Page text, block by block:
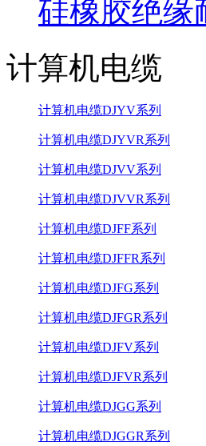
硅橡胶绝缘
计算机电缆
计算机电缆DJYV系列
计算机电缆DJYVR系列
计算机电缆DJVV系列
计算机电缆DJVVR系列
计算机电缆DJFF系列
计算机电缆DJFFR系列
计算机电缆DJFG系列
计算机电缆DJFGR系列
计算机电缆DJFV系列
计算机电缆DJFVR系列
计算机电缆DJGG系列
计算机电缆DJGGR系列